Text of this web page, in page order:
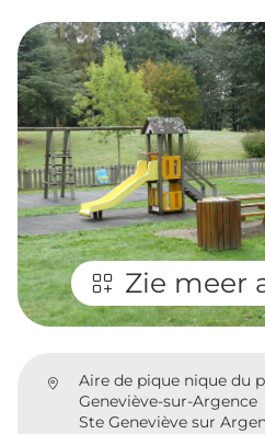
Zie meer
Aire de pique nique du
Geneviève-sur-Argence
Ste Geneviève sur